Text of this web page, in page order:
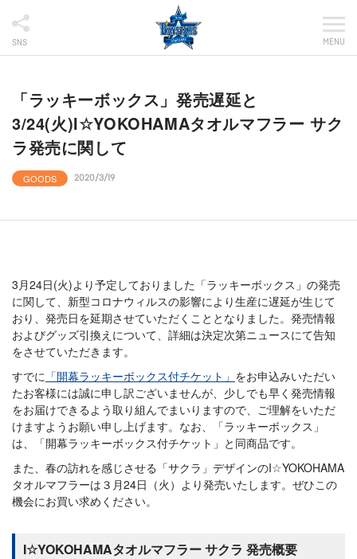
SNS MENU
「ラッキーボックス」発売遅延と
3/24(火)I☆YOKOHAMAタオルマフラー サク
ラ発売に関して
GOODS 2020/3/19
3月24日(火)より予定しておりました「ラッキーボックス」の発売
に関して、新型コロナウィルスの影響により生産に遅延が生じて
おり、発売日を延期させていただくこととなりました。発売情報
およびグッズ引換えについて、詳細は決定次第ニュースにて告知
をさせていただきます。
すでに 「開幕ラッキーボックス付チケット」 をお申込みいただい
たお客様には誠に申し訳ございませんが、少しでも早く発売情報
をお届けできるよう取り組んでまいりますので、ご理解をいただ
けますようお願い申し上げます。なお、「ラッキーボックス」
は、「開幕ラッキーボックス付チケット」と同商品です。
また、春の訪れを感じさせる「サクラ」デザインのI☆YOKOHAMA
タオルマフラーは３月24日（火）より発売いたします。ぜひこの
機会にお買い求めください。
I☆YOKOHAMAタオルマフラー サクラ 発売概要